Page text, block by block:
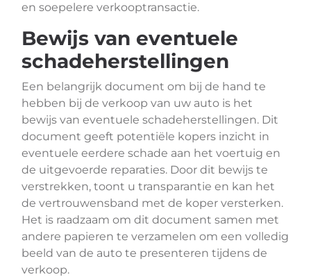
en soepelere verkooptransactie.
Bewijs van eventuele
schadeherstellingen
Een belangrijk document om bij de hand te
hebben bij de verkoop van uw auto is het
bewijs van eventuele schadeherstellingen. Dit
document geeft potentiële kopers inzicht in
eventuele eerdere schade aan het voertuig en
de uitgevoerde reparaties. Door dit bewijs te
verstrekken, toont u transparantie en kan het
de vertrouwensband met de koper versterken.
Het is raadzaam om dit document samen met
andere papieren te verzamelen om een volledig
beeld van de auto te presenteren tijdens de
verkoop.